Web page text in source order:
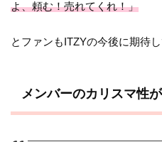
よ、頼む！売れてくれ！」
とファンもITZYの今後に期待し
メンバーのカリスマ性